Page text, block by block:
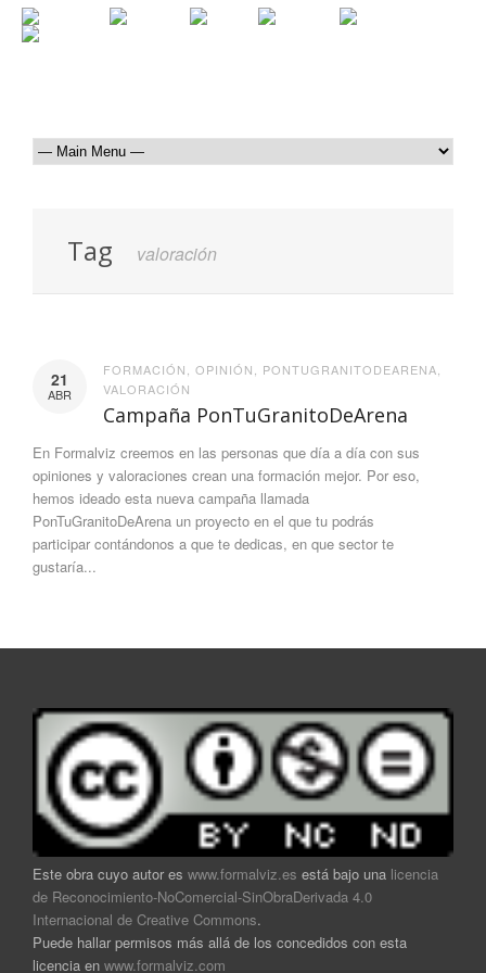
Tag valoración
21
ABR
FORMACIÓN OPINIÓN PONTUGRANITODEARENA
VALORACIÓN
Campaña PonTuGranitoDeArena
En Formalviz creemos en las personas que día a día con sus
opiniones y valoraciones crean una formación mejor. Por eso,
hemos ideado esta nueva campaña llamada
PonTuGranitoDeArena un proyecto en el que tu podrás
participar contándonos a que te dedicas, en que sector te
gustaría...
Este obra cuyo autor es www.formalviz.es está bajo una licencia
de Reconocimiento-NoComercial-SinObraDerivada 4.0
Internacional de Creative Commons.
Puede hallar permisos más allá de los concedidos con esta
licencia en www.formalviz.com